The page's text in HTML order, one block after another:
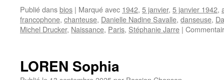
Publié dansbios | Marqué avec 1942, 5 janvier, 5 janvier 1942,
francophone, chanteuse, Danielle Nadine Savalle, danseuse,
Michel Drucker, Naissance, Paris, Stéphanie Jarre |
LOREN Sophia